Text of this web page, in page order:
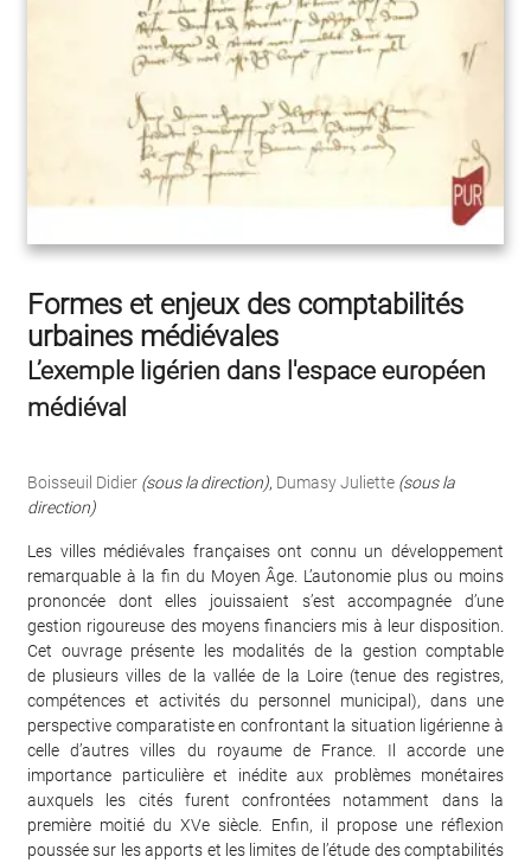
Formes et enjeux des comptabilités
urbaines médiévales
L’exemple ligérien dans l'espace européen
médiéval
Boisseuil Didier (sous la direction), Dumasy Juliette (sous la
direction)
Les villes médiévales françaises ont connu un développement
remarquable à la fin du Moyen Âge. L’autonomie plus ou moins
prononcée dont elles jouissaient s’est accompagnée d’une
gestion rigoureuse des moyens financiers mis à leur disposition.
Cet ouvrage présente les modalités de la gestion comptable
de plusieurs villes de la vallée de la Loire (tenue des registres,
compétences et activités du personnel municipal), dans une
perspective comparatiste en confrontant la situation ligérienne à
celle d’autres villes du royaume de France. Il accorde une
importance particulière et inédite aux problèmes monétaires
auxquels les cités furent confrontées notamment dans la
première moitié du XVe siècle. Enfin, il propose une réflexion
poussée sur les apports et les limites de l’étude des comptabilités